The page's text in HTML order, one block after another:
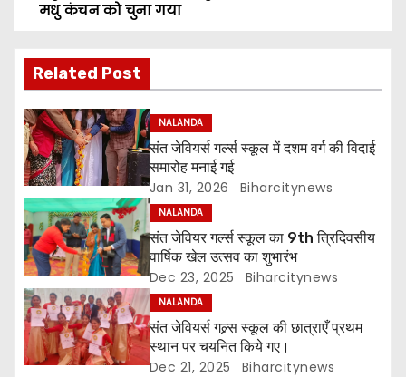
o
t
n
a
v
i
g
a
t
मधु कंचन को चुना गया
Related Post
NALANDA
संत जेवियर्स गर्ल्स स्कूल में दशम वर्ग की विदाई
समारोह मनाई गई
Jan 31, 2026 Biharcitynews
NALANDA
संत जेवियर गर्ल्स स्कूल का 9th त्रिदिवसीय
वार्षिक खेल उत्सव का शुभारंभ
Dec 23, 2025 Biharcitynews
NALANDA
संत जेवियर्स गल्र्स स्कूल की छात्र‌ाएँ प्रथम
स्थान पर चयनित किये गए।
Dec 21, 2025 Biharcitynews